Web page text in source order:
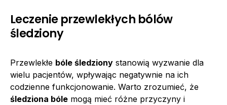
Leczenie przewlekłych bólów
śledziony
Przewlekłe bóle śledziony stanowią wyzwanie dla
wielu pacjentów, wpływając negatywnie na ich
codzienne funkcjonowanie. Warto zrozumieć, że
śledziona bóle mogą mieć różne przyczyny i